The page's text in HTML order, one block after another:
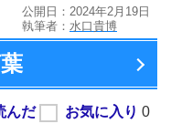
公開日：2024年2月19日
執筆者： 水口貴博